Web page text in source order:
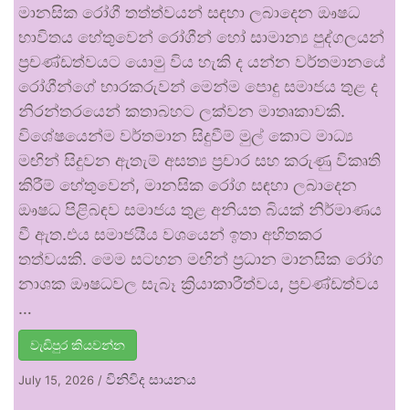
මානසික රෝගී තත්ත්වයන් සඳහා ලබාදෙන ඖෂධ
භාවිතය හේතුවෙන් රෝගීන් හෝ සාමාන්‍ය පුද්ගලයන්
ප්‍රචණ්ඩත්වයට යොමු විය හැකි ද යන්න වර්තමානයේ
රෝගීන්ගේ භාරකරුවන් මෙන්ම පොදු සමාජය තුළ ද
නිරන්තරයෙන් කතාබහට ලක්වන මාතෘකාවකි.
විශේෂයෙන්ම වර්තමාන සිදුවීම් මුල් කොට මාධ්‍ය
මඟින් සිදුවන ඇතැම් අසත්‍ය ප්‍රචාර සහ කරුණු විකෘති
කිරීම් හේතුවෙන්, මානසික රෝග සඳහා ලබාදෙන
ඖෂධ පිළිබඳව සමාජය තුළ අනියත බියක් නිර්මාණය
වී ඇත.එය සමාජයීය වශයෙන් ඉතා අහිතකර
තත්වයකි. මෙම සටහන මඟින් ප්‍රධාන මානසික රෝග
නාශක ඖෂධවල සැබෑ ක්‍රියාකාරීත්වය, ප්‍රචණ්ඩත්වය
…
වැඩිපුර කියවන්න
July 15, 2026 / විනිවිද සායනය